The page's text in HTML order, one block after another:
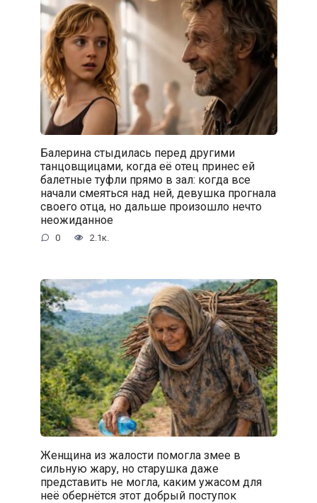
Балерина стыдилась перед другими
танцовщицами, когда её отец принес ей
балетные туфли прямо в зал: когда все
начали смеяться над ней, девушка прогнала
своего отца, но дальше произошло нечто
неожиданное
0 2.1к.
Женщина из жалости помогла змее в
сильную жару, но старушка даже
представить не могла, каким ужасом для
неё обернётся этот добрый поступок